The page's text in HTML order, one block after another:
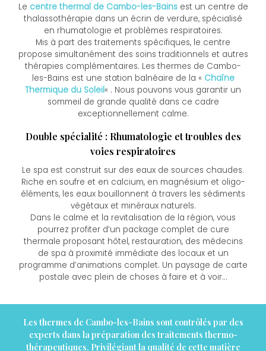
Le centre thermal de Cambo-les-Bainsest un centre de
thalassothérapie dans un écrin de verdure, spécialisé
en rhumatologie et problèmes respiratoires.
Mis à part des traitements spécifiques, le centre
propose simultanément des soins traditionnels et autres
thérapies complémentaires. Les thermes de Cambo-
les-Bains est une station balnéaire de la « Chaîne
Thermique du Soleil« . Nous pouvons vous garantir un
sommeil de grande qualité dans ce cadre
exceptionnellement calme.
Double spécialité : Rhumatologie et troubles des
voies respiratoires
Le spa est construit sur des eaux de sources chaudes.
Riche en soufre et en calcium, en magnésium et oligo-
éléments, les eaux bouillonnent à travers les sédiments
végétaux et minéraux naturels.
Dans le calme et la revitalisation de la région, vous
pourrez profiter d’un package complet de cure
thermale proposant hôtel, restauration, des médecins
de spa à proximité immédiate des locaux et un
programme d’animations complet. Un paysage de carte
postale avec plein de choses à faire et à voir…
Les thermes de Cambo-les-Bains sont contrôlés par des
experts dans la préparation des traitements thermo-
thérapeutiques. Privilégiant la qualité de cette matière